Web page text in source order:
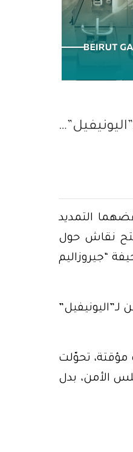
التمديد
بفتح نقاش حول
“جيروزاليم
تحوّلت
الأمن، بدل